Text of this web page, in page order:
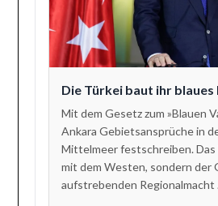
Die Türkei baut ihr blaues
Mit dem Gesetz zum »Blauen
Ankara Gebietsansprüche in
Mittelmeer festschreiben. Das
mit dem Westen, sondern der
aufstrebenden Regionalmacht